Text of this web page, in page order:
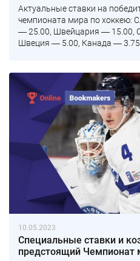
Актуальные ставки на
чемпионата мира по хоккею:
― 25.00, Швейцария ― 15.00,
Швеция ― 5.00, Канада ― 3.75,
10.05.2023
Специальные ставки и
предстоящий Чемпионат